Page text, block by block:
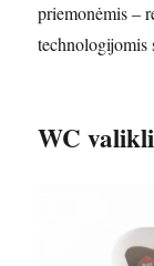
priemonėmis –
technologijomis
WC